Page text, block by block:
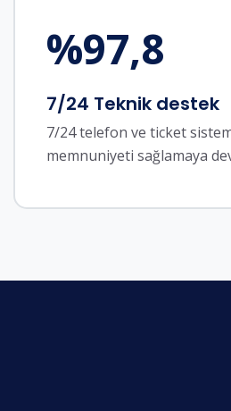
%97,8
7/24 Teknik destek
7/24 telefon ve ticket
memnuniyeti sağlamaya